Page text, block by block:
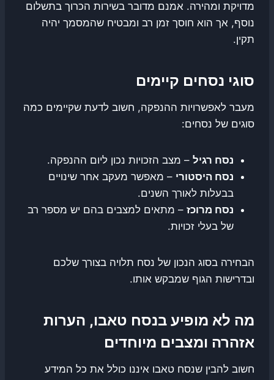
מדויקת ומהירה. אמנם מדובר בשירות הכרוך בתשלום
נוסף, אך הוא חוסך זמן רב ומבטיח שהמסמך יהיה
תקין.
סוגי נסחים קיימים
מעבר לאפשרויות ההנפקה, חשוב לדעת שקיימים כמה
סוגים של נסחים:
נסח רגיל – מצב הזכויות נכון ליום ההנפקה.
נסח היסטורי – מאפשר מעקב אחר שינויים
בבעלות לאורך השנים.
נסח מרוכז – מתאים למצבים בהם יש מספר רב
של בעלי זכויות.
הבחירה בסוג הנכון של נסח תלויה בצורך שלכם
ובדרישות הגוף שמבקש אותו.
מה לא מופיע בנסח טאבו, הערות
אזהרה ומצבים מיוחדים
חשוב להבין שנסח טאבו איננו כולל את כל המידע